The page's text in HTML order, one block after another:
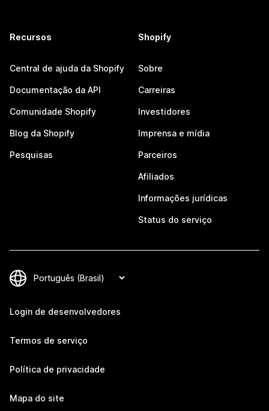
Recursos
Central de ajuda da Shopify
Documentação da API
Comunidade Shopify
Blog da Shopify
Pesquisas
Shopify
Sobre
Carreiras
Investidores
Imprensa e mídia
Parceiros
Afiliados
Informações jurídicas
Status do serviço
Login de desenvolvedores
Termos de serviço
Política de privacidade
Mapa do site